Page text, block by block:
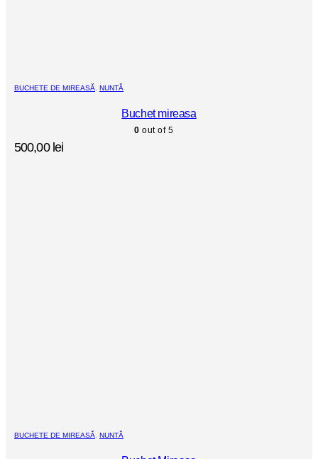
BUCHETE DE MIREASĂ NUNTĂ
Buchet mireasa
0 out of 5
500,00 lei
BUCHETE DE MIREASĂ NUNTĂ